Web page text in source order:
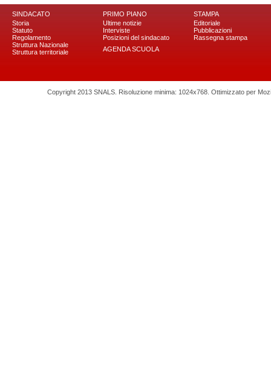
SINDACATO
Storia
Statuto
Regolamento
Struttura Nazionale
Struttura territoriale
PRIMO PIANO
Ultime notizie
Interviste
Posizioni del sindacato
AGENDA SCUOLA
STAMPA
Editoriale
Pubblicazioni
Rassegna stampa
Copyright 2013 SNALS. Risoluzione minima: 1024x768. Ottimizzato per